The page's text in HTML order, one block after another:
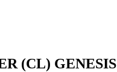
(CL) GENESIS